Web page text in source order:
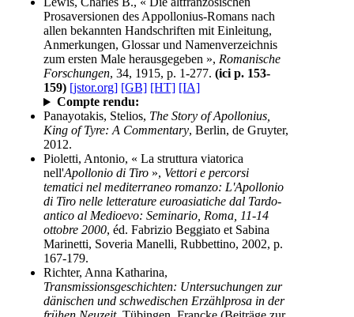
Prosaversionen des Appollonius-Romans nach
allen bekannten Handschriften mit Einleitung,
Anmerkungen, Glossar und Namenverzeichnis
zum ersten Male herausgegeben », Romanische
Forschungen, 34, 1915, p. 1-277. (ici p. 153-
159) [jstor.org] [GB] [HT] [IA]
Compte rendu:
Panayotakis, Stelios, The Story of Apollonius,
King of Tyre: A Commentary, Berlin, de Gruyter,
2012.
Pioletti, Antonio, « La struttura viatorica
nell'Apollonio di Tiro », Vettori e percorsi
tematici nel mediterraneo romanzo: L'Apollonio
di Tiro nelle letterature euroasiatiche dal Tardo-
antico al Medioevo: Seminario, Roma, 11-14
ottobre 2000, éd. Fabrizio Beggiato et Sabina
Marinetti, Soveria Manelli, Rubbettino, 2002, p.
167-179.
Richter, Anna Katharina,
Transmissionsgeschichten: Untersuchungen zur
dänischen und schwedischen Erzählprosa in der